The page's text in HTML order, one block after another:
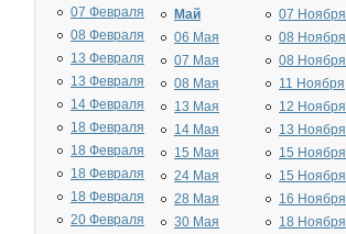
07 Февраля
08 Февраля
13 Февраля
13 Февраля
14 Февраля
18 Февраля
18 Февраля
18 Февраля
18 Февраля
20 Февраля
Май
06 Мая
07 Мая
08 Мая
13 Мая
14 Мая
15 Мая
24 Мая
28 Мая
30 Мая
07 Ноября
08 Ноября
08 Ноября
11 Ноября
12 Ноября
13 Ноября
15 Ноября
15 Ноября
16 Ноября
18 Ноября